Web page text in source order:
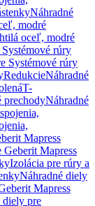
Náhradné
modré
oceľ, modré
rúry
Systémové rúry
RedukcieNáhradné
T-
prechodyNáhradné
Mapress
Mapress
Izolácia pre rúry a
Náhradné diely
Mapress
diely pre